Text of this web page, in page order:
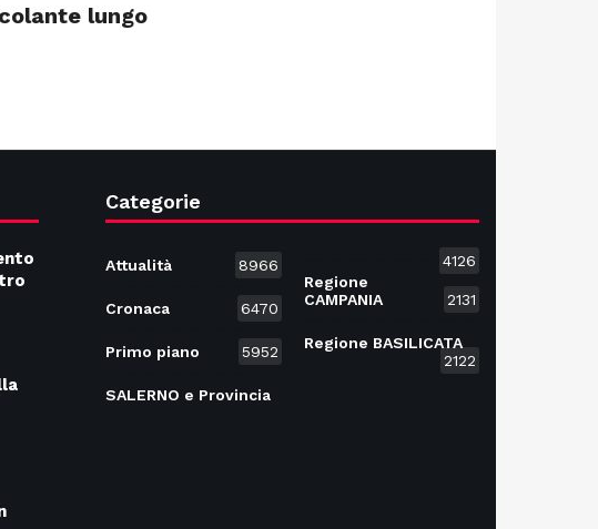
lungo
Categorie
Attualità 8966
Cronaca 6470
Primo piano 5952
SALERNO e Provincia
4126
Regione
CAMPANIA
2131
Regione BASILICATA
2122